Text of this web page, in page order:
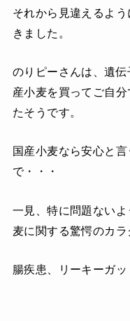
それから見違えるよ
きました。
のりピーさんは、遺伝
産小麦を買ってご自分
たそうです。
国産小麦なら安心と
で・・・
一見、特に問題ない
麦に関する驚愕のカラ
腸疾患、リーキーガ